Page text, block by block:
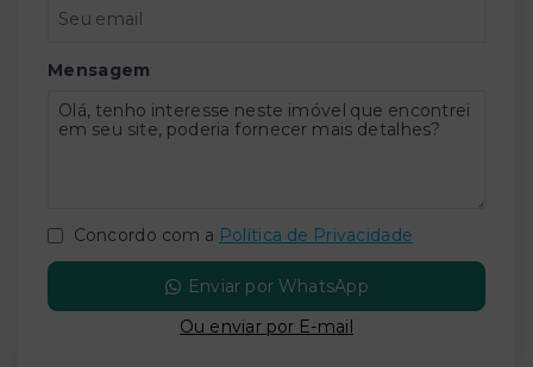
Mensagem
Concordo com a Política de Privacidade
Enviar por WhatsApp
Ou enviar por E-mail